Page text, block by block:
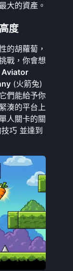
大的資產。
度
的胡蘿蔔，
戰，你會想
Aviator
(火箭兔)
們能給予你
湊的平台上
人關卡的關
巧 並達到